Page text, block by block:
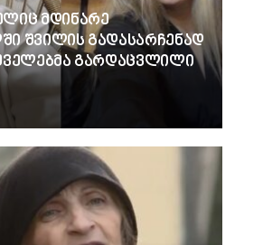
მდინარე
შვილის გადასარჩენად
გარდაცვლილი